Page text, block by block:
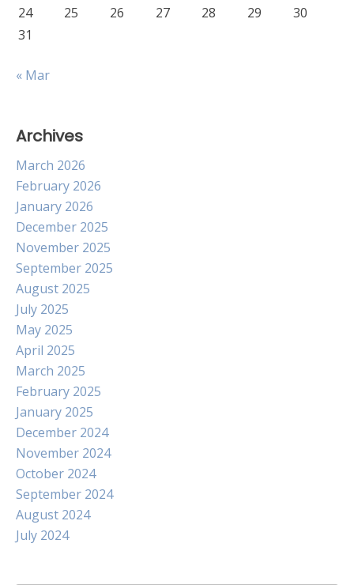
24
25 26 27 28 29
30
31
« Mar
Archives
March 2026
February 2026
January 2026
December 2025
November 2025
September 2025
August 2025
July 2025
May 2025
April 2025
March 2025
February 2025
January 2025
December 2024
November 2024
October 2024
September 2024
August 2024
July 2024